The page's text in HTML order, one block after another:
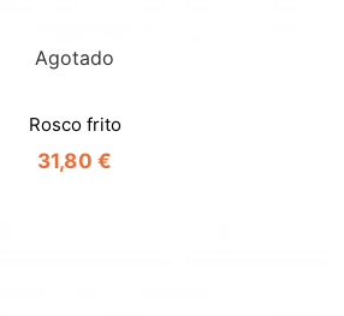
Agotado
Rosco frito
31,80 €